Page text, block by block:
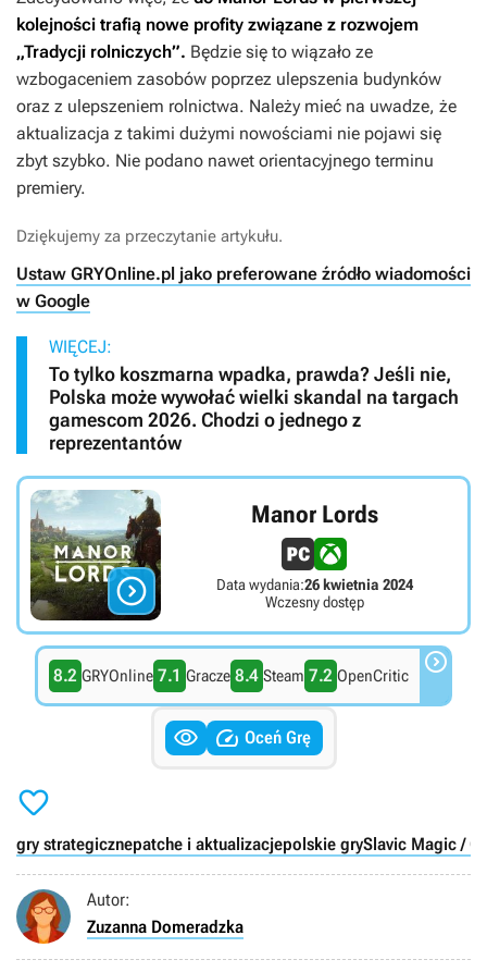
kolejności trafią nowe profity związane z rozwojem
„Tradycji rolniczych”. Będzie się to wiązało ze
wzbogaceniem zasobów poprzez ulepszenia budynków
oraz z ulepszeniem rolnictwa. Należy mieć na uwadze, że
aktualizacja z takimi dużymi nowościami nie pojawi się
zbyt szybko. Nie podano nawet orientacyjnego terminu
premiery.
Dziękujemy za przeczytanie artykułu.
Ustaw GRYOnline.pl jako preferowane źródło wiadomości
w Google
WIĘCEJ:
To tylko koszmarna wpadka, prawda? Jeśli nie,
Polska może wywołać wielki skandal na targach
gamescom 2026. Chodzi o jednego z
reprezentantów

Manor Lords
Data wydania:26 kwietnia 2024
Wczesny dostęp
8.2 GRYOnline 7.1 Gracze 8.4 Steam 7.2 OpenCritic 
  Oceń Grę

gry strategicznepatche i aktualizacjepolskie grySlavic Magic /
Autor:
Zuzanna Domeradzka